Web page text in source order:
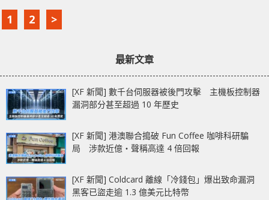
1 2 >
最新文章
[XF 新聞] 數千台伺服器被後門攻擊 主機板控制器
漏洞部分甚至超過 10 年歷史
[XF 新聞] 港澳聯合搗破 Fun Coffee 咖啡科研騙
局 涉款近億‧聲稱高達 4 倍回報
[XF 新聞] Coldcard 離線「冷錢包」爆出致命漏洞
黑客已盜走逾 1.3 億美元比特幣